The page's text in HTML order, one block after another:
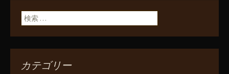
検索:
カテゴリー